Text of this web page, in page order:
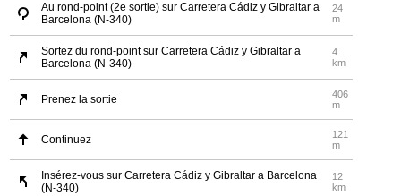
Au rond-point (2e sortie) sur Carretera Cádiz y Gibraltar a
Barcelona (N-340)
24
m
Sortez du rond-point sur Carretera Cádiz y Gibraltar a
Barcelona (N-340)
4
km
Prenez la sortie
406
m
Continuez
121
m
Insérez-vous sur Carretera Cádiz y Gibraltar a Barcelona
(N-340)
12
km